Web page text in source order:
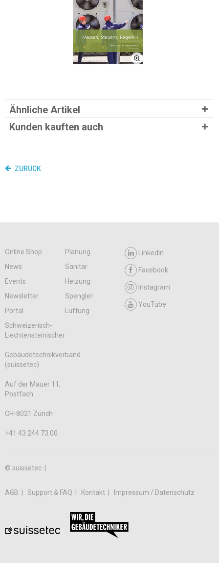
Ähnliche Artikel
Kunden kauften auch
ZURÜCK
Online Shop
Planung
News
Sanitär
Events
Heizung
Newsletter
Spengler
Portal
Lüftung
LinkedIn
Facebook
Instagram
YouTube
Schweizerisch-
Liechtensteinischer
Gebäudetechnikverband
(suissetec)
Auf der Mauer 11,
Postfach
CH-8021 Zürich
+41 43 244 73 00
© suissetec |
AGB Support & FAQ Kontakt Impressum / Datenschutz